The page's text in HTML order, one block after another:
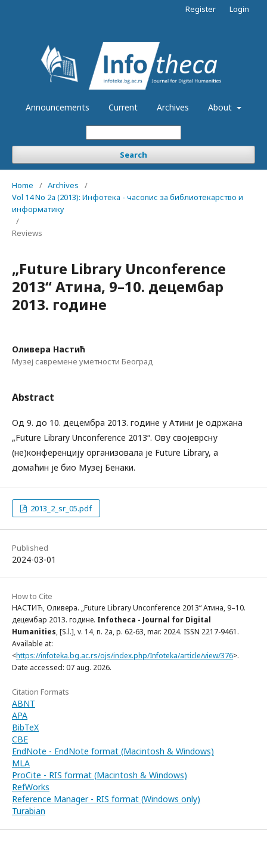
Announcements Current Archives About
Search
Register Login
Home / Archives
/
Vol 14 No 2a (2013): Инфотека - часопис за библиотекарство и
информатику
/
Reviews
„Future Library Unconference
2013“ Атинa, 9–10. децембaр
2013. године
Оливера Настић
Музеј савремене уметности Београд
Abstract
Од 9. до 10. децембра 2013. године у Атини је одржана
„Future Library Unconference 2013“. Ову својеврсну
(не)конференцију организовала је Future Library, а
домаћин је био Музеј Бенаки.
2013_2_sr_05.pdf
Published
2024-03-01
How to Cite
НАСТИЋ, Оливера. „Future Library Unconference 2013“ Атинa, 9–10.
децембaр 2013. године. Infotheca - Journal for Digital
Humanities, [S.l.], v. 14, n. 2a, p. 62-63, mar. 2024. ISSN 2217-9461.
Available at:
<https://infoteka.bg.ac.rs/ojs/index.php/Infoteka/article/view/376>.
Date accessed: 07 aug. 2026.
Citation Formats
ABNT
APA
BibTeX
CBE
EndNote - EndNote format (Macintosh & Windows)
MLA
ProCite - RIS format (Macintosh & Windows)
RefWorks
Reference Manager - RIS format (Windows only)
Turabian